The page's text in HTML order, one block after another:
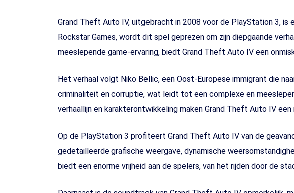
Grand Theft Auto IV, uitgebracht in 2008 voor de PlayStation 3,
Rockstar Games, wordt dit spel geprezen om zijn diepgaande
meeslepende game-ervaring, biedt Grand Theft Auto IV een
Het verhaal volgt Niko Bellic, een Oost-Europese immigrant die
criminaliteit en corruptie, wat leidt tot een complexe en
verhaallijn en karakterontwikkeling maken Grand Theft Auto IV
Op de PlayStation 3 profiteert Grand Theft Auto IV van de
gedetailleerde grafische weergave, dynamische
biedt een enorme vrijheid aan de spelers, van het rijden door de